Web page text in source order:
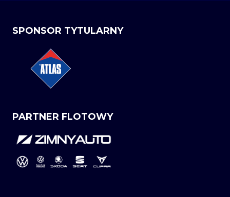
SPONSOR TYTULARNY
PARTNER FLOTOWY